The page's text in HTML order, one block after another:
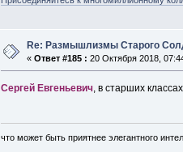
Re: Размышлизмы Старого
«Ответ #185 : 20 Октября 2018,
Сергей Евгеньевич, в старших
что может быть приятнее элегантного